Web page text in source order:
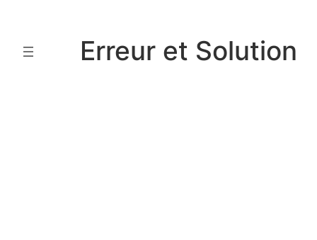
contenu
Erreur et Solution